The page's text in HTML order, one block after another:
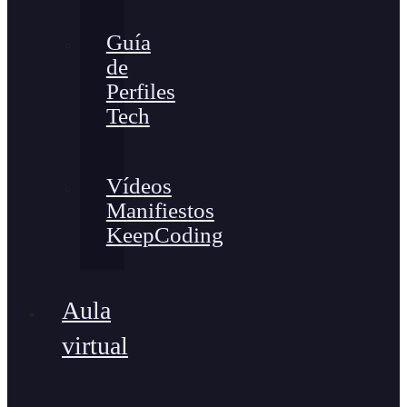
Guía
de
Perfiles
Tech
Vídeos
Manifiestos
KeepCoding
Aula
virtual